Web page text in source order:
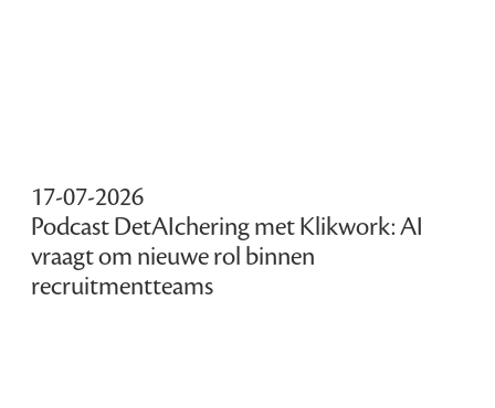
17-07-2026
Podcast DetAIchering met Klikwork: AI
vraagt om nieuwe rol binnen
recruitmentteams